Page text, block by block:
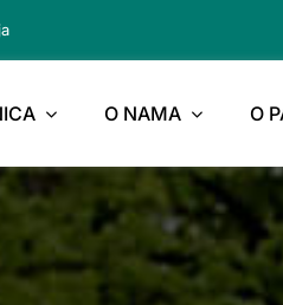
O NAMA O